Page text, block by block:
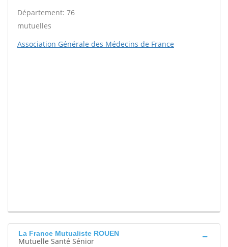
Département: 76
mutuelles
Association Générale des Médecins de France
La France Mutualiste ROUEN
Mutuelle Santé Sénior